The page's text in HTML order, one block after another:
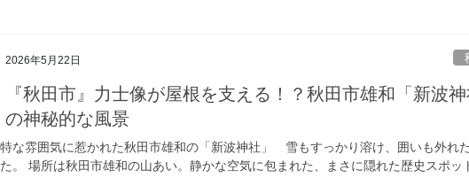
2026年5月22日
『秋田市』力士像が屋根を支える！？秋田市雄和「新波神
の神秘的な風景
な雰囲気に惹かれた秋田市雄和の「新波神社」 雪もすっかり溶け、囲いも外れ
。 場所は秋田市雄和の山あい。静かな空気に包まれた、まさに隠れた歴史スポッ